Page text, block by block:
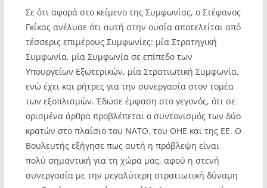
Σε ότι αφορά στο κείμενο της Συμφωνίας, ο Στέφανος
Γκίκας ανέλυσε ότι αυτή στην ουσία αποτελείται από
τέσσερις επιμέρους Συμφωνίες: μία Στρατηγική
Συμφωνία, μία Συμφωνία σε επίπεδο των
Υπουργείων Εξωτερικών, μία Στρατιωτική Συμφωνία,
ενώ έχει και ρήτρες για την συνεργασία στον τομέα
των εξοπλισμών. Έδωσε έμφαση στο γεγονός, ότι σε
ορισμένα άρθρα προβλέπεται ο συντονισμός των δύο
κρατών στο πλαίσιο του ΝΑΤΟ, του ΟΗΕ και της ΕΕ. Ο
Βουλευτής εξήγησε πως αυτή η πρόβλεψη είναι
πολύ σημαντική για τη χώρα μας, αφού η στενή
συνεργασία με την μεγαλύτερη στρατιωτική δύναμη